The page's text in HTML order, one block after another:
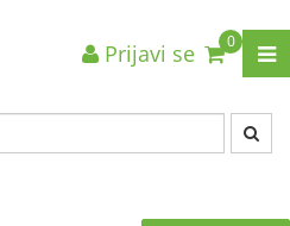
0
Prijavi se